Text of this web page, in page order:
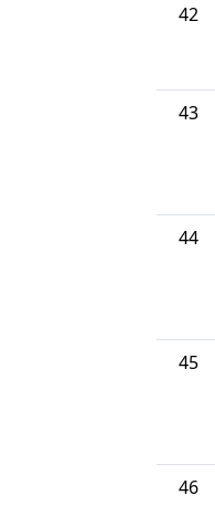
42
43
44
45
46